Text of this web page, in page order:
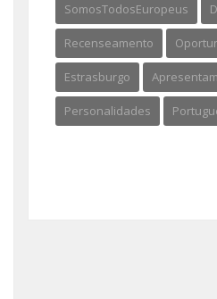
SomosTodosEuropeus
Recenseamento
Estrasburgo
Personalidades